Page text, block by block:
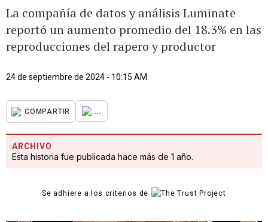
La compañía de datos y análisis Luminate
reportó un aumento promedio del 18.3% en las
reproducciones del rapero y productor
24 de septiembre de 2024 - 10:15 AM
COMPARTIR ...
ARCHIVO
Esta historia fue publicada hace más de 1 año.
Se adhiere a los criterios de